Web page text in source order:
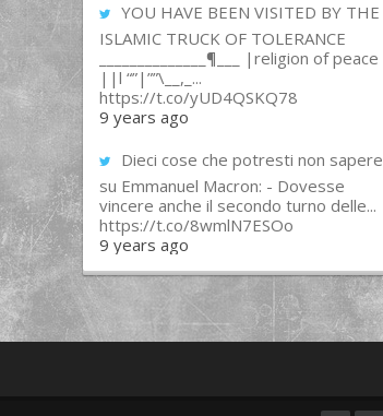
YOU HAVE BEEN VISITED BY THE
ISLAMIC TRUCK OF TOLERANCE
______________¶___ |religion of peace
||l “”|””\__,_...
https://t.co/yUD4QSKQ78
9 years ago
Dieci cose che potresti non sapere
su Emmanuel Macron: - Dovesse
vincere anche il secondo turno delle...
https://t.co/8wmlN7ESOo
9 years ago